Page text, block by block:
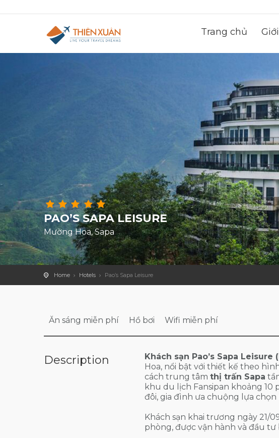
Trang chủ
PAO’S SAPA LEISURE
Mường Hoa, Sapa
Home Hotels Pao’s Sapa Leisure
Ăn sáng miễn phí Hồ bơi Wifi miễn phí
Description Khách sạn Pao’s Sapa Leisure
Hoa, nổi bật với thiết kế theo
cách trung tâm thị trấn Sapa
khu du lịch Fansipan khoảng 10
đôi, gia đình ưa chuộng lựa
Khách sạn khai trương ngày 21/
phòng, được vận hành và đầu tư